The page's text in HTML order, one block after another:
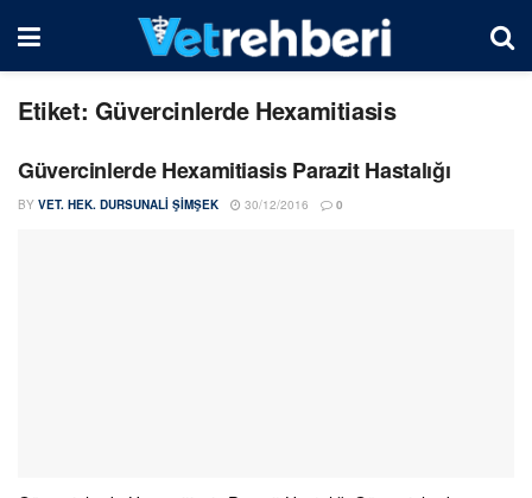
Etiket: Güvercinlerde Hexamitiasis
Güvercinlerde Hexamitiasis Parazit Hastalığı
BY VET. HEK. DURSUNALI ŞIMŞEK 30/12/2016 0